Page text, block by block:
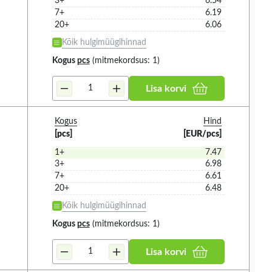
RED (34)
WHITE (8)
10 SELECTABLE TONES (1)
31 SELECTABLE TONES (3)
7+
6.19
20+
6.06
Kõik hulgimüügihinnad
Kogus pcs(mitmekordsus: 1)
Lisa korvi
Kogus
[pcs]
Hind
[EUR/pcs]
1+
7.47
3+
6.98
7+
6.61
20+
6.48
Kõik hulgimüügihinnad
Kogus pcs(mitmekordsus: 1)
Lisa korvi